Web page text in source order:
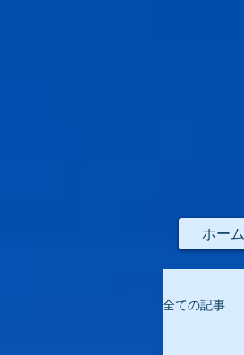
ホーム
全ての記事